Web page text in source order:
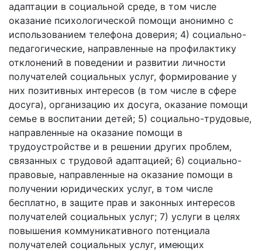
адаптации в социальной среде, в том числе
оказание психологической помощи анонимно с
использованием телефона доверия; 4) социально-
педагогические, направленные на профилактику
отклонений в поведении и развитии личности
получателей социальных услуг, формирование у
них позитивных интересов (в том числе в сфере
досуга), организацию их досуга, оказание помощи
семье в воспитании детей; 5) социально-трудовые,
направленные на оказание помощи в
трудоустройстве и в решении других проблем,
связанных с трудовой адаптацией; 6) социально-
правовые, направленные на оказание помощи в
получении юридических услуг, в том числе
бесплатно, в защите прав и законных интересов
получателей социальных услуг; 7) услуги в целях
повышения коммуникативного потенциала
получателей социальных услуг, имеющих